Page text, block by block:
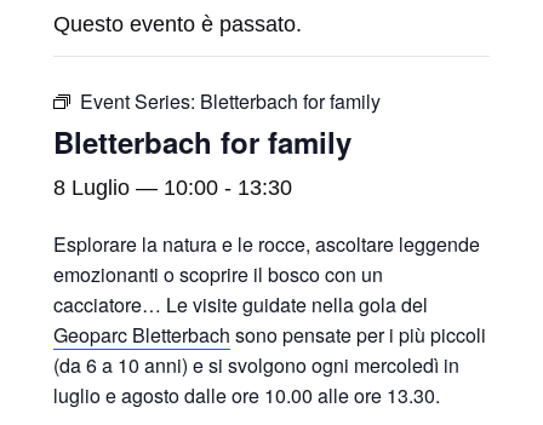
Questo evento è passato.
Event Series: Bletterbach for family
Bletterbach for family
8 Luglio — 10:00 - 13:30
Esplorare la natura e le rocce, ascoltare leggende
emozionanti o scoprire il bosco con un
cacciatore… Le visite guidate nella gola del
Geoparc Bletterbach sono pensate per i più piccoli
(da 6 a 10 anni) e si svolgono ogni mercoledì in
luglio e agosto dalle ore 10.00 alle ore 13.30.